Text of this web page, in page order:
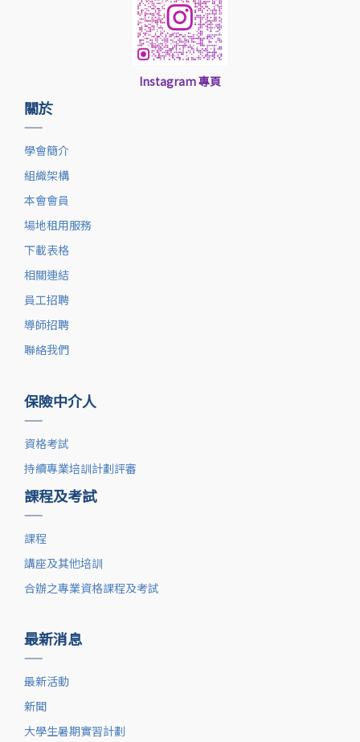
Instagram 專頁
關於
——
學會簡介
組織架構
本會會員
場地租用服務
下載表格
相關連結
員工招聘
導師招聘
聯絡我們
保險中介人
——
資格考試
持續專業培訓計劃評審
課程及考試
——
課程
講座及其他培訓
合辦之專業資格課程及考試
最新消息
——
最新活動
新聞
大學生暑期實習計劃